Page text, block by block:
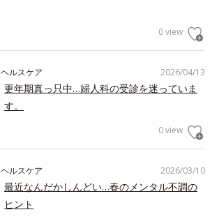
0 view
2026/04/13
ヘルスケア
更年期真っ只中…婦人科の受診を迷っていま
す。
0 view
2026/03/10
ヘルスケア
最近なんだかしんどい…春のメンタル不調の
ヒント